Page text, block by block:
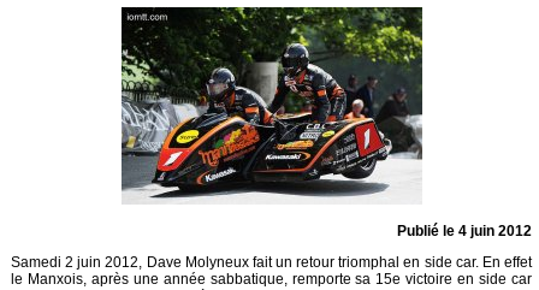
Publié le 4 juin 2012
Samedi 2 juin 2012, Dave Molyneux fait un retour triomphal en side car. En effet
le Manxois, après une année sabbatique, remporte sa 15e victoire en side car